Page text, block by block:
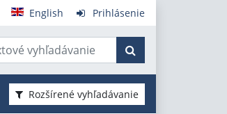
English Prihlásenie
Rozšírené vyhľadávanie